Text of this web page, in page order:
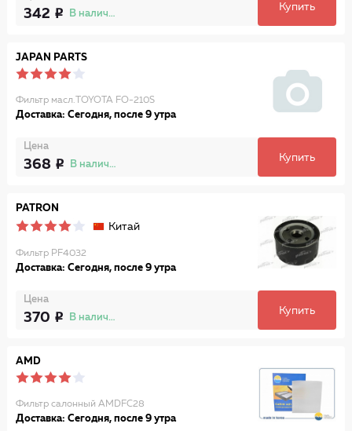
342 В наличии
Купить
JAPAN PARTS
Фильтр масл.TOYOTA FO-210S
Доставка: Сегодня, после 9 утра
Цена
368 В наличии
Купить
PATRON
Китай
Фильтр PF4032
Доставка: Сегодня, после 9 утра
Цена
370 В наличии
Купить
AMD
Фильтр салонный AMDFC28
Доставка: Сегодня, после 9 утра